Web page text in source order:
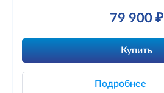
79 900 ₽
Купить
Подробнее